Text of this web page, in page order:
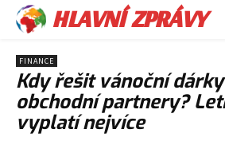
HLAVNÍ ZPRÁVY
FINANCE
Kdy řešit vánoční
obchodní partnery?
vyplatí nejvíce